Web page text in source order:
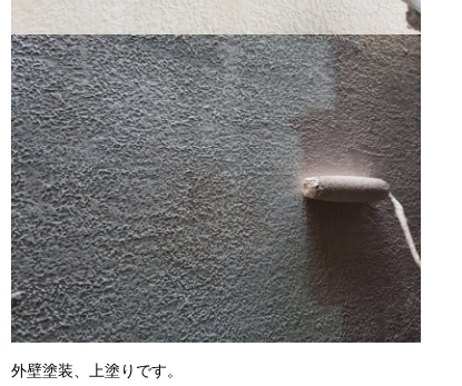
外壁塗装、上塗りです。